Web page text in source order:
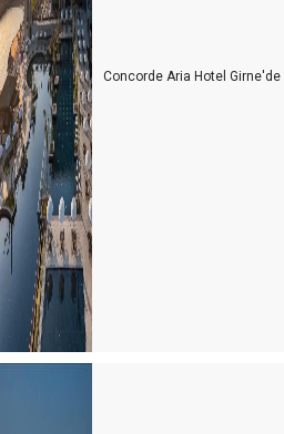
özlemişiz
turizm sektöründen kaçıyor
ne yapsın?
yıl oteller yabancı turiste kalacak gibi...
esnafı artan kurlara karşı çareyi
Turizmcinin 2022 için en büyük korkusu
Turizm çalışanı sektörden kaçıyor
Turizmci yerli turiste ayrı fiyatlandırma
Concorde Aria Hotel Girne'de